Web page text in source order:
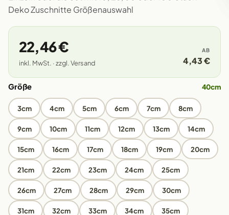
Deko Zuschnitte Größenauswahl
22,46 €
inkl. MwSt. · zzgl. Versand
AB
4,43 €
Größe 40cm
3cm 4cm 5cm 6cm 7cm 8cm
9cm 10cm 11cm 12cm 13cm 14cm
15cm 16cm 17cm 18cm 19cm 20cm
21cm 22cm 23cm 24cm 25cm
26cm 27cm 28cm 29cm 30cm
31cm 32cm 33cm 34cm 35cm